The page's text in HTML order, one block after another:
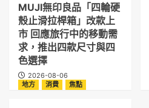
MUJI無印良品「四輪硬
殼止滑拉桿箱」改款上
市 回應旅行中的移動需
求，推出四款尺寸與四
色選擇
2026-08-06
地方
消費 焦點